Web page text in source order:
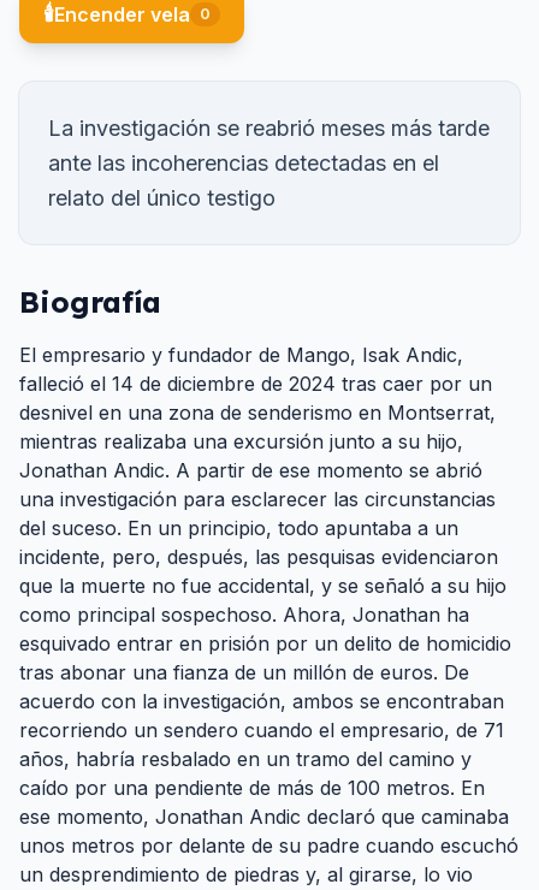
🕯️Encender vela 0
La investigación se reabrió meses más tarde
ante las incoherencias detectadas en el
relato del único testigo
Biografía
El empresario y fundador de Mango, Isak Andic,
falleció el 14 de diciembre de 2024 tras caer por un
desnivel en una zona de senderismo en Montserrat,
mientras realizaba una excursión junto a su hijo,
Jonathan Andic. A partir de ese momento se abrió
una investigación para esclarecer las circunstancias
del suceso. En un principio, todo apuntaba a un
incidente, pero, después, las pesquisas evidenciaron
que la muerte no fue accidental, y se señaló a su hijo
como principal sospechoso. Ahora, Jonathan ha
esquivado entrar en prisión por un delito de homicidio
tras abonar una fianza de un millón de euros. De
acuerdo con la investigación, ambos se encontraban
recorriendo un sendero cuando el empresario, de 71
años, habría resbalado en un tramo del camino y
caído por una pendiente de más de 100 metros. En
ese momento, Jonathan Andic declaró que caminaba
unos metros por delante de su padre cuando escuchó
un desprendimiento de piedras y, al girarse, lo vio